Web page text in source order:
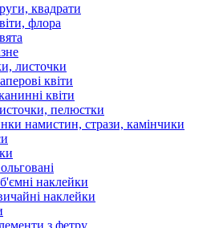
квадрати
флора
листочки
квіти
квіти
пелюстки
намистин, стрази, камінчики
наклейки
наклейки
з фетру